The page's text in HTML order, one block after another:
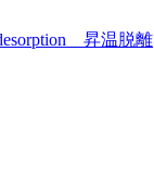
desorption 昇温脱離